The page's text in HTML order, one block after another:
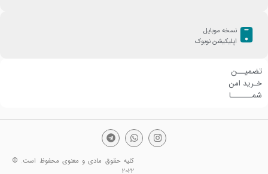
نسخه موبایل
اپلیکیشن نوبوک
تضمیــن
خـرید امن
شمـــــــا
کلیه حقوق مادی و معنوی محفوظ است. ©
2022